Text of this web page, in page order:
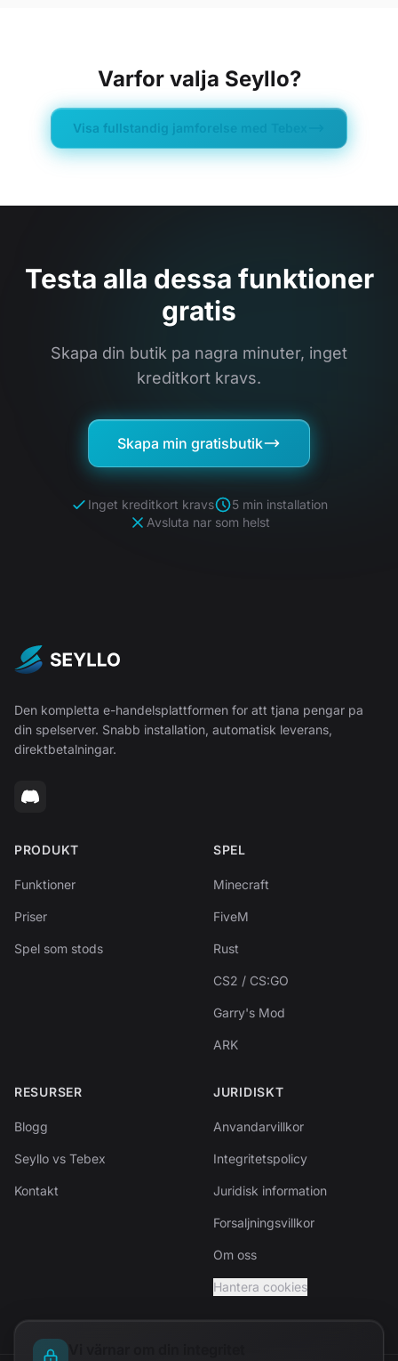
Varfor valja Seyllo?
Visa fullstandig jamforelse med Tebex
Testa alla dessa funktioner
gratis
Skapa din butik pa nagra minuter, inget
kreditkort kravs.
Skapa min gratisbutik
Inget kreditkort kravs
5 min installation
Avsluta nar som helst
Den kompletta e-handelsplattformen for att tjana pengar pa
din spelserver. Snabb installation, automatisk leverans,
direktbetalningar.
PRODUKT
Funktioner
Priser
Spel som stods
SPEL
Minecraft
FiveM
Rust
CS2 / CS:GO
Garry's Mod
ARK
RESURSER
Blogg
Seyllo vs Tebex
Kontakt
JURIDISKT
Anvandarvillkor
Integritetspolicy
Juridisk information
Forsaljningsvillkor
Om oss
Hantera cookies